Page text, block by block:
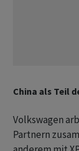
China als Teil
Volkswagen
Partnern